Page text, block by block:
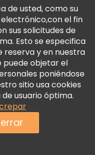
de usted, como su
el fin
sus solicitudes de
Esto se especifica
reserva y en nuestra
puede objetar el
poniéndose
sitio usa cookies
usuario óptima.